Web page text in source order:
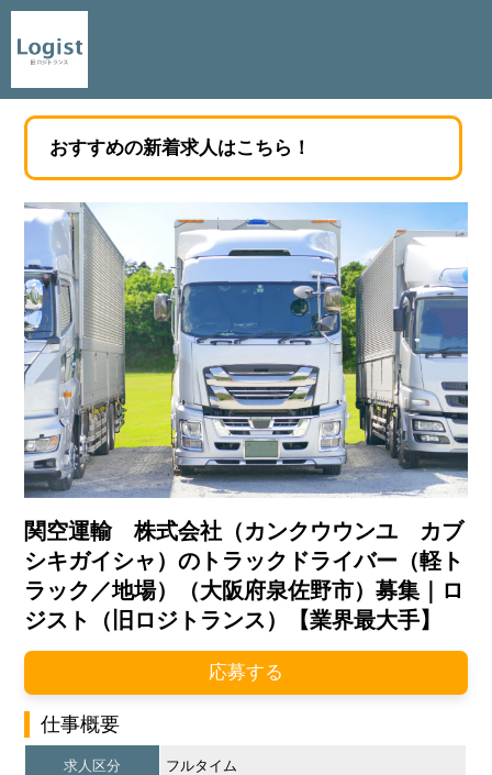
おすすめの新着求人はこちら！
関空運輸 株式会社（カンクウウンユ カブ
シキガイシャ）のトラックドライバー（軽ト
ラック／地場）（大阪府泉佐野市）募集｜ロ
ジスト（旧ロジトランス）【業界最大手】
応募する
仕事概要
求人区分 フルタイム